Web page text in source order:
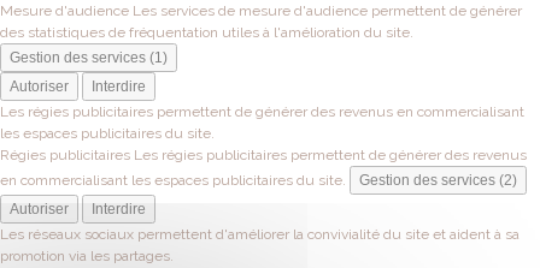
Mesure d'audience Les services de mesure d'audience permettent de générer
des statistiques de fréquentation utiles à l'amélioration du site.
Gestion des services (1)
Autoriser
Interdire
Les régies publicitaires permettent de générer des revenus en commercialisant
les espaces publicitaires du site.
Régies publicitaires Les régies publicitaires permettent de générer des revenus
en commercialisant les espaces publicitaires du site.
Gestion des services (2)
Autoriser
Interdire
Les réseaux sociaux permettent d'améliorer la convivialité du site et aident à sa
promotion via les partages.